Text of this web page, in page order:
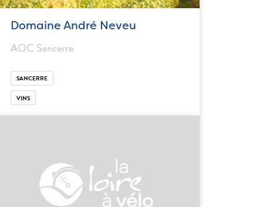
Domaine André Neveu
AOC Sancerre
SANCERRE
VINS